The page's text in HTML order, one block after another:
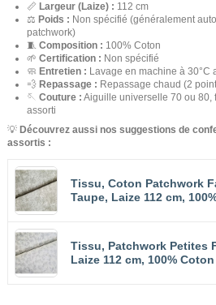
📏 Largeur (Laize) : 112 cm
⚖️ Poids : Non spécifié (généralement
patchwork)
🧵 Composition : 100% Coton
🌱 Certification : Non spécifié
🧼 Entretien : Lavage en machine à
💨 Repassage : Repassage chaud (2
🪡 Couture : Aiguille universelle 70 ou 80,
assorti
💡 Découvrez aussi nos suggestions de
assortis :
Tissu, Coton Patchwork
Taupe, Laize 112 cm,
Tissu, Patchwork Petites
Laize 112 cm, 100% Coton